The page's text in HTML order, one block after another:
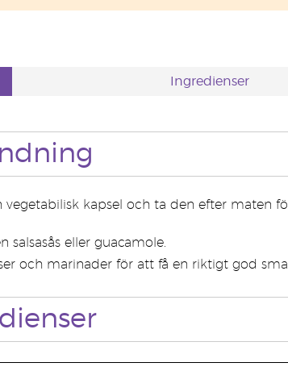
Ingredienser
kapsel och ta den efter maten
eller guacamole.
och marinader för att få en riktigt god